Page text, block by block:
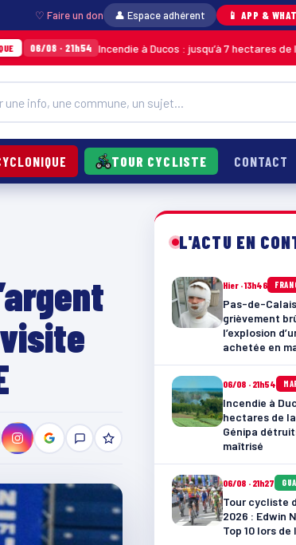
♡ Faire un don 👤 Espace adhérent 📱 APP &
Incendie à Ducos : jusqu’à 7 hectares de la
TOUR CYCLISTE CONTACT
L'ACTU EN
Hier · 13h46
Pas-de-
grièvement
l’explosion
achetée en
06/08 · 21h54
Incendie à
hectares de
Génipa
maîtrisé
06/08 · 21h27
Tour cycliste
2026 : Edwin
Top 10 lors de